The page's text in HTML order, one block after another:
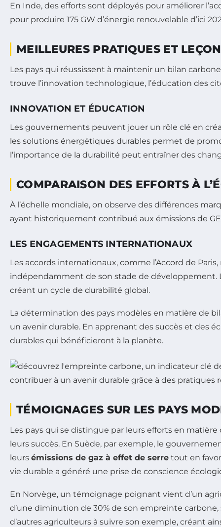
En Inde, des efforts sont déployés pour améliorer
pour produire 175 GW d’énergie renouvelable d’ici
MEILLEURES PRATIQUES ET
Les pays qui réussissent à maintenir un bilan
trouve l’innovation technologique, l’éducation des
INNOVATION ET ÉDUCATION
Les gouvernements peuvent jouer un rôle clé en
les solutions énergétiques durables permet de
l’importance de la durabilité peut entraîner des
COMPARAISON DES EFFORTS À
À l’échelle mondiale, on observe des différences
ayant historiquement contribué aux émissions de
LES ENGAGEMENTS INTERNATIONAUX
Les accords internationaux, comme l’Accord de
indépendamment de son stade de développement.
créant un cycle de durabilité global.
La détermination des pays modèles en matière de
un avenir durable. En apprenant des succès et des
durables qui bénéficieront à la planète.
TÉMOIGNAGES SUR LES PAYS
Les pays qui se distingue par leurs efforts en
leurs succès. En Suède, par exemple, le
leurs émissions de gaz à effet de serre tout en
vie durable a généré une prise de conscience
En Norvège, un témoignage poignant vient d’un
d’une diminution de 30% de son empreinte
d’autres agriculteurs à suivre son exemple, créant